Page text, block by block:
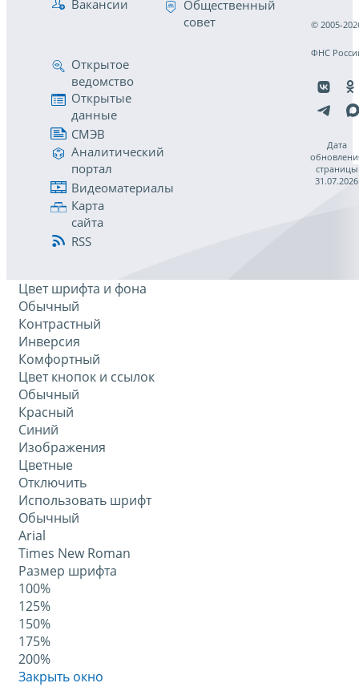
Вакансии
Общественный
совет
Открытое
ведомство
Открытые
данные
СМЭВ
Аналитический
портал
Видеоматериалы
Карта
сайта
RSS
© 2005-
ФНС
Дата
страницы
31.07.2026
Цвет шрифта и фона
Обычный
Контрастный
Инверсия
Комфортный
Цвет кнопок и ссылок
Обычный
Красный
Синий
Изображения
Цветные
Отключить
Использовать шрифт
Обычный
Arial
Times New Roman
Размер шрифта
100%
125%
150%
175%
200%
Закрыть окно